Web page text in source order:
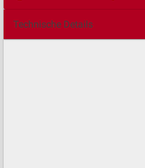
Technische Details